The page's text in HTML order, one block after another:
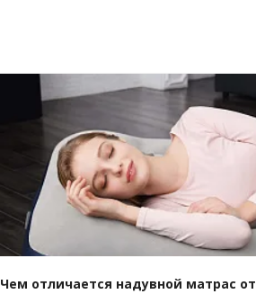
Чем отличается надувной матрас от